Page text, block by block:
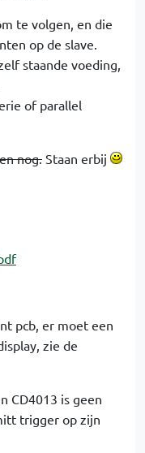
te volgen, en die
op de slave.
staande voeding,
of parallel
nog.Staan erbij
pcb, er moet een
zie de
CD4013 is geen
trigger op zijn